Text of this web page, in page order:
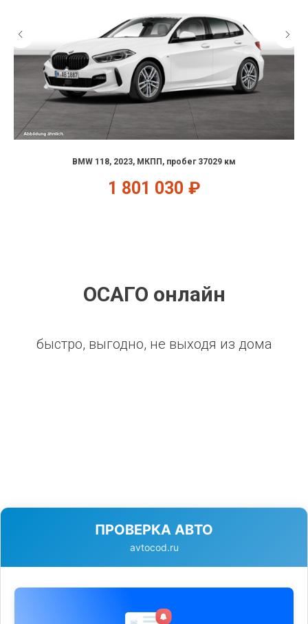
BMW 118, 2023, МКПП, пробег 37029 км
1 801 030 ₽
ОСАГО онлайн
быстро, выгодно, не выходя из дома
ПРОВЕРКА АВТО
avtocod.ru